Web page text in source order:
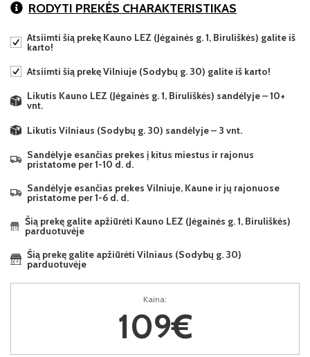
RODYTI PREKĖS CHARAKTERISTIKAS
Atsiimti šią prekę Kauno LEZ (Jėgainės g. 1, Biruliškės) galite iš
karto!
Atsiimti šią prekę Vilniuje (Sodybų g. 30) galite iš karto!
Likutis Kauno LEZ (Jėgainės g. 1, Biruliškės) sandėlyje – 10+
vnt.
Likutis Vilniaus (Sodybų g. 30) sandėlyje – 3 vnt.
Sandėlyje esančias prekes į kitus miestus ir rajonus
pristatome per 1-10 d. d.
Sandėlyje esančias prekes Vilniuje, Kaune ir jų rajonuose
pristatome per 1-6 d. d.
Šią prekę galite apžiūrėti Kauno LEZ (Jėgainės g. 1, Biruliškės)
parduotuvėje
Šią prekę galite apžiūrėti Vilniaus (Sodybų g. 30)
parduotuvėje
Kaina:
109€